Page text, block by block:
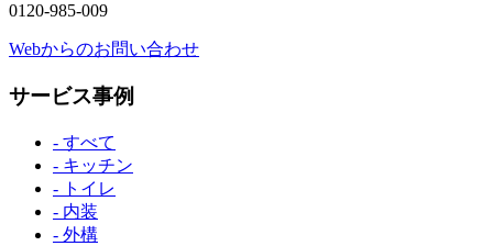
0120-985-009
Webからのお問い合わせ
サービス事例
- すべて
- キッチン
- トイレ
- 内装
- 外構